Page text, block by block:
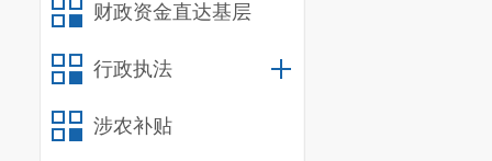
财政资金直达基层
行政执法
涉农补贴